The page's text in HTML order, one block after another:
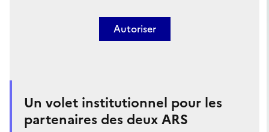
Autoriser
Un volet institutionnel pour les
partenaires des deux ARS